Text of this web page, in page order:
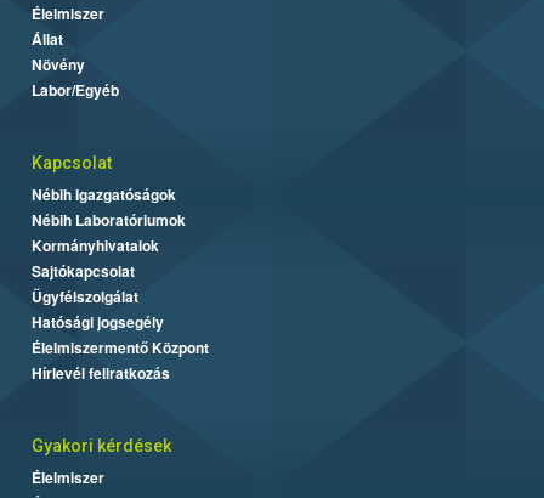
Élelmiszer
Állat
Növény
Labor/Egyéb
Kapcsolat
Nébih Igazgatóságok
Nébih Laboratóriumok
Kormányhivatalok
Sajtókapcsolat
Ügyfélszolgálat
Hatósági jogsegély
Élelmiszermentő Központ
Hírlevél feliratkozás
Gyakori kérdések
Élelmiszer